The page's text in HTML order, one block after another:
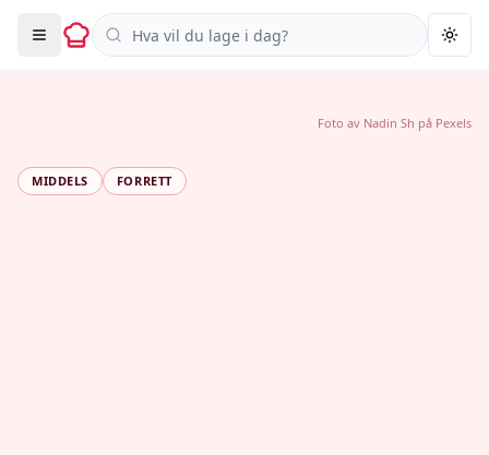
Søk i oppskrifter
MIDDELS FORRETT
Foto av Nadin Sh på Pexels